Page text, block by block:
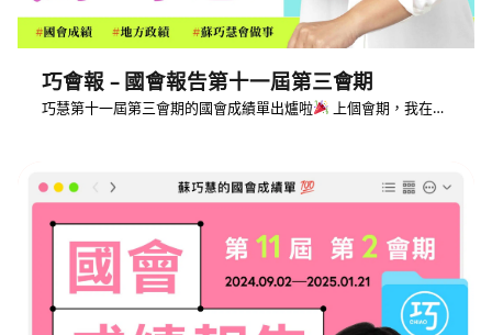
巧會報 – 國會報告第十一屆第三會期
巧慧第十一屆第三會期的國會成績單出爐啦 上個會期，我在…